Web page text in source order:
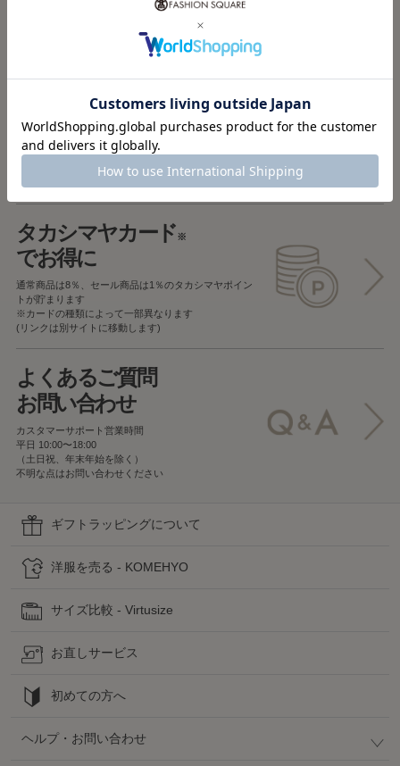
返品OK
一部商品を除き、
返品することが可能です
タカシマヤカード※
でお得に
通常商品は8％、セール商品は1％のタカシマヤポイン
トが貯まります
※カードの種類によって一部異なります
(リンクは別サイトに移動します)
よくあるご質問
お問い合わせ
カスタマーサポート営業時間
平日 10:00〜18:00
（土日祝、年末年始を除く）
不明な点はお問い合わせください
ギフトラッピングについて
洋服を売る - KOMEHYO
サイズ比較 - Virtusize
お直しサービス
初めての方へ
ヘルプ・お問い合わせ